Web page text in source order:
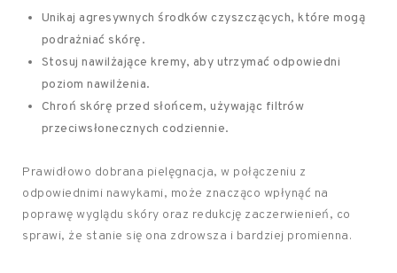
Unikaj agresywnych środków czyszczących, które mogą
podrażniać skórę.
Stosuj nawilżające kremy, aby utrzymać odpowiedni
poziom nawilżenia.
Chroń skórę przed słońcem, używając filtrów
przeciwsłonecznych codziennie.
Prawidłowo dobrana pielęgnacja, w połączeniu z
odpowiednimi nawykami, może znacząco wpłynąć na
poprawę wyglądu skóry oraz redukcję zaczerwienień, co
sprawi, że stanie się ona zdrowsza i bardziej promienna.